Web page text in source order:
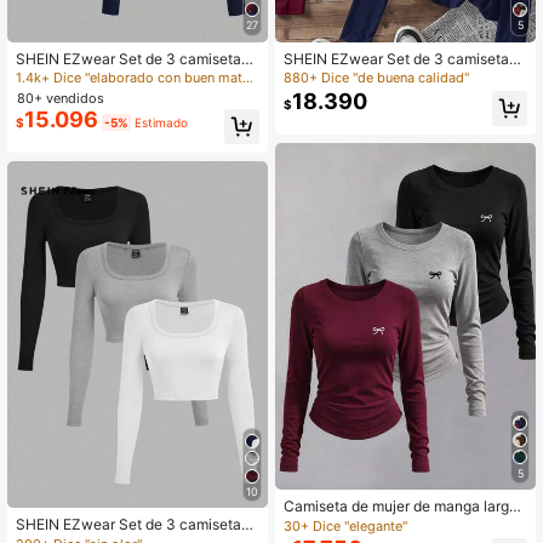
27
SHEIN EZwear Set de 3 camisetas
de manga larga de cuello redondo d
e ajuste ceñido y estilo casual para
mujer, para otoño/invierno
1.4k+ Dice "elaborado con buen material"
80+ vendidos
$15.096 -5% Estimado
10
SHEIN EZwear Set de 3 camisetas
5
SHEIN EZwear Set de 3 camisetas
de manga larga de cuello redondo c
on estampado gráfico, de corte ajus
tado y casual para mujer
880+ Dice "de buena calidad"
$18.390
5
Camiseta de mujer de manga larga,
ajuste delgado, versátil y casual
30+ Dice "elegante"